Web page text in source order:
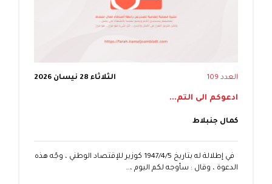
العدد 109 الثلاثاء 28 نيسان 2026
ادعوكم الى التم...
كمال جنبلاط
في إطلالة له بتاريخ 1947/4/5 كوزير للإقتصاد الوطني ، وجّه هذه
الدعوة ، وقال : سأوجه لكم اليوم ،…